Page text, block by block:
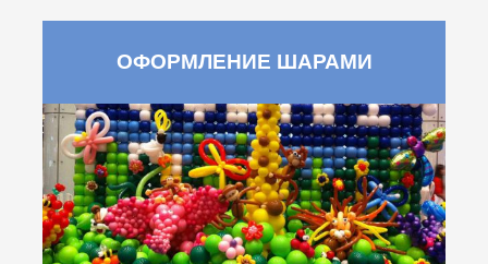
ОФОРМЛЕНИЕ ШАРАМИ